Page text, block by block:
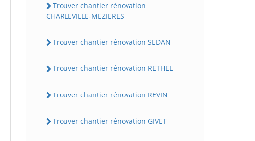
Trouver chantier rénovation
CHARLEVILLE-MEZIERES
Trouver chantier rénovation SEDAN
Trouver chantier rénovation RETHEL
Trouver chantier rénovation REVIN
Trouver chantier rénovation GIVET